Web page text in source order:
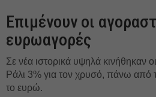
Επιμένουν οι
ευρωαγορές
Σε νέα ιστορικά υψηλά κινήθηκαν
Ράλι 3% για τον χρυσό, πάνω από
το ευρώ.